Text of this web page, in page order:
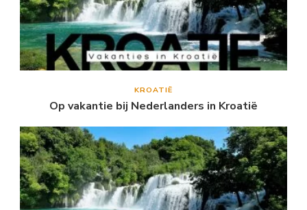
KROATIË
Op vakantie bij Nederlanders in Kroatië